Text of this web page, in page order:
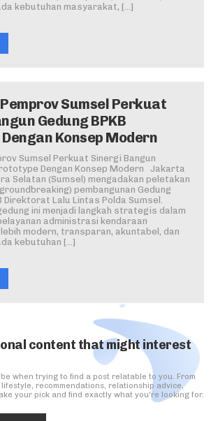
kebutuhan masyarakat, […]
Sumsel Perkuat
Gedung BPKB
Konsep Modern
Sumsel Perkuat Sinergi Bangun
Dengan Konsep Modern Jakarta
Selatan (Sumsel) mengadakan peletakan
pembangunan Gedung
Direktorat Lalu Lintas Polda Sumsel.
ini menjadi langkah strategis dalam
administrasi kendaraan
modern, transparan, akuntabel, dan
kebutuhan […]
content that might interest
when trying to find a post relatable to you. From
recommendations, relationship advice,
your pick and find exactly what you're looking for.